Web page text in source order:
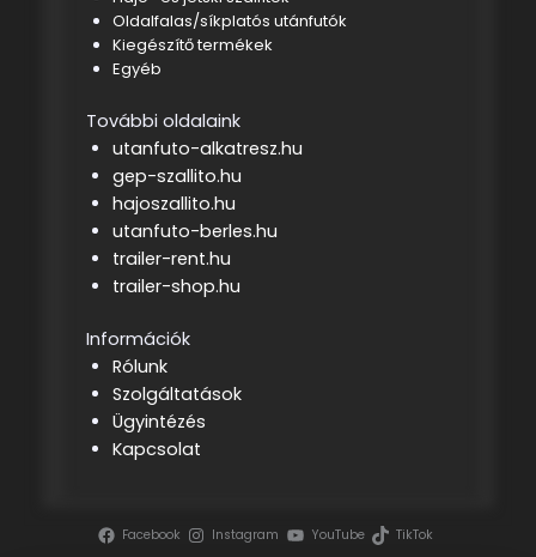
Oldalfalas/síkplatós utánfutók
Kiegészítő termékek
Egyéb
További oldalaink
utanfuto-alkatresz.hu
gep-szallito.hu
hajoszallito.hu
utanfuto-berles.hu
trailer-rent.hu
trailer-shop.hu
Információk
Rólunk
Szolgáltatások
Ügyintézés
Kapcsolat
Facebook Instagram YouTube TikTok